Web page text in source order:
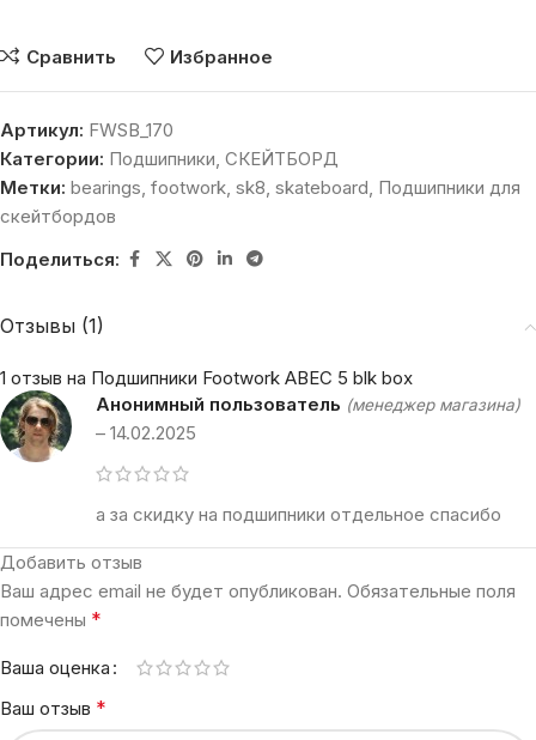
Сравнить Избранное
Артикул: FWSB_170
Категории: Подшипники, СКЕЙТБОРД
Метки: bearings, footwork, sk8, skateboard, Подшипники для
скейтбордов
Поделиться:
Отзывы (1)
1 отзыв на Подшипники Footwork ABEC 5 blk box
Анонимный пользователь (менеджер магазина)
– 14.02.2025
а за скидку на подшипники отдельное спасибо
Добавить отзыв
Ваш адрес email не будет опубликован. Обязательные поля
помечены *
Ваша оценка
Ваш отзыв *